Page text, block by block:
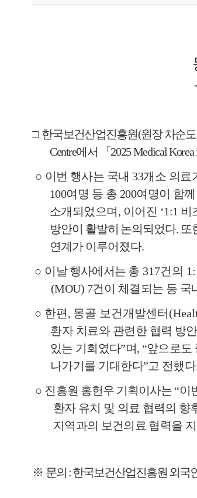
-
□ 한국보건산업진흥원(원장 차순도
Centre에서 「 2025 Medical
○ 이번 행사는 국내 33개소 의료
100여명 등 총 200여명이 함
소개되었으며 , 이어진 ‘1:1 비
방안이 활발히 논의되었다. 또
연계가 이루어졌다.
○ 이날 행사에서는 총 317건의
(MOU) 7건이 체결되는 등 국
○ 한편, 몽골 보건개발센터
환자 치료와 관련한 협력 방
있는 기회였다”며, “앞으로도
나가기를 기대한다”고 전했다
○ 진흥원 홍헌우 기획이사는 “이
환자 유치 및 의료 협력의 향
지역과의 보건의료 협력을
※ 문의 :한국보건산업진흥원 외국